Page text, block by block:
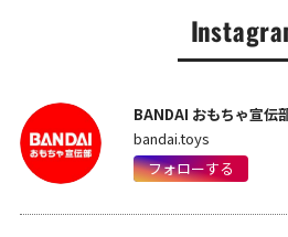
BANDAI おもちゃ宣伝
bandai.toys
フォローする